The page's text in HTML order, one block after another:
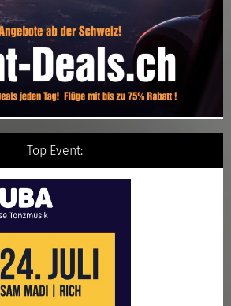
Top Event: